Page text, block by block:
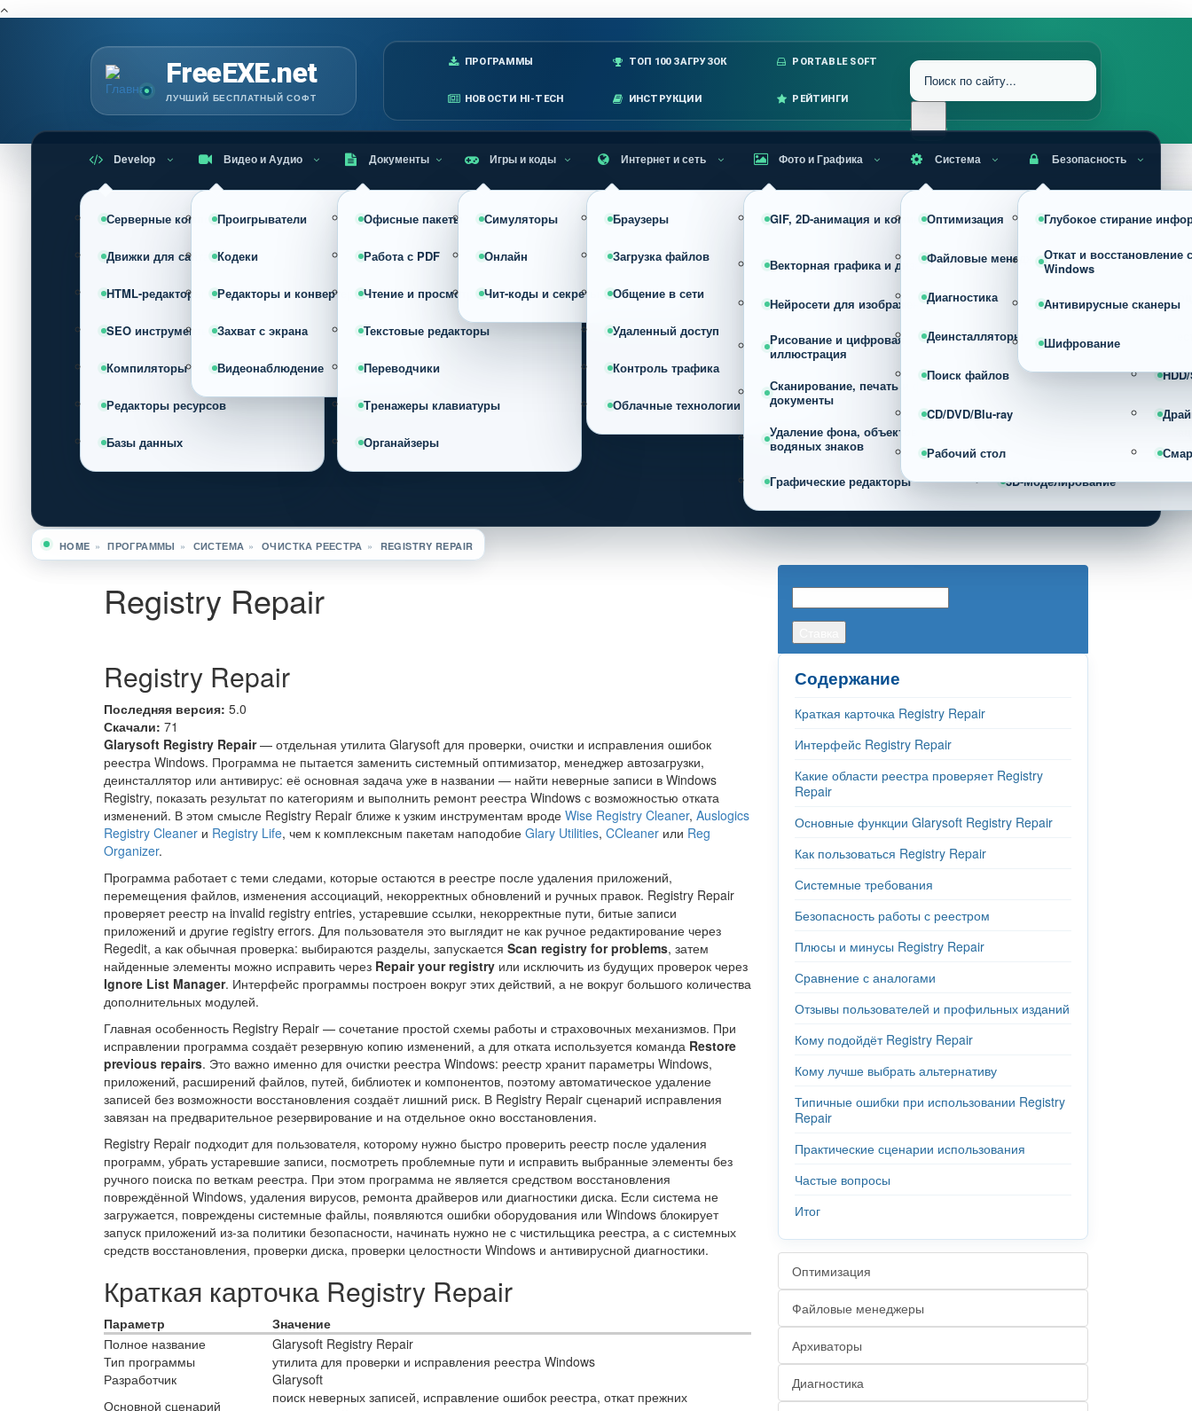
FreeEXE.net
ЛУЧШИЙ БЕСПЛАТНЫЙ СОФТ
Главное менюПРОГРАММЫ ТОП 100 ЗАГРУЗОК PORTABLE SOFT
НОВОСТИ HI-TECH ИНСТРУКЦИИ РЕЙТИНГИ
Develop
Серверные компоненты
Движки для сайта (CMS)
HTML-редакторы
SEO инструменты
Компиляторы
Редакторы ресурсов
Базы данных
Видео и Аудио
Проигрыватели
Кодеки
Редакторы и конвертеры
Захват с экрана
Видеонаблюдение
Документы
Офисные пакеты
Работа с PDF
Чтение и просмотр
Текстовые редакторы
Переводчики
Тренажеры клавиатуры
Органайзеры
Игры и коды
Симуляторы
Онлайн
Чит-коды и секреты
Интернет и сеть
Браузеры
Загрузка файлов
Общение в сети
Удаленный доступ
Контроль трафика
Облачные технологии
Фото и Графика
GIF, 2D-анимация и комиксы
RAW, HDR и профессиональная
обработка фото
Векторная графика и дизайн Конвертеры изображений
Нейросети для изображений Просмотрщики
Рисование и цифровая
иллюстрация
Сжатие, оптимизация и
размера изображений
Сканирование, печать и фото на
документы
Удаление фона, объектов и
водяных знаков
Графические редакторы 3D-Моделирование
Система
Оптимизация
Файловые менеджеры
Диагностика
Деинсталляторы
Поиск файлов
CD/DVD/Blu-ray
Рабочий стол
Безопасность
Глубокое стирание
Откат и восстановление
Windows
Антивирусные сканеры
Шифрование
Вы здесь
HOME » ПРОГРАММЫ » СИСТЕМА » ОЧИСТКА РЕЕСТРА » REGISTRY REPAIR
Registry Repair
Registry Repair
Последняя версия: 5.0
Скачали: 71
Glarysoft Registry Repair— отдельная утилита Glarysoft для проверки, очистки и исправления ошибок
реестра Windows. Программа не пытается заменить системный оптимизатор, менеджер автозагрузки,
деинсталлятор или антивирус: её основная задача уже в названии — найти неверные записи в Windows
Registry, показать результат по категориям и выполнить ремонт реестра Windows с возможностью отката
изменений. В этом смысле Registry Repair ближе к узким инструментам вроде Wise Registry Cleaner, Auslogics
Registry Cleaner и Registry Life, чем к комплексным пакетам наподобие Glary Utilities, CCleaner или Reg
Organizer.
Программа работает с теми следами, которые остаются в реестре после удаления приложений,
перемещения файлов, изменения ассоциаций, некорректных обновлений и ручных правок. Registry Repair
проверяет реестр на invalid registry entries, устаревшие ссылки, некорректные пути, битые записи
приложений и другие registry errors. Для пользователя это выглядит не как ручное редактирование через
Regedit, а как обычная проверка: выбираются разделы, запускается Scan registry for problems, затем
найденные элементы можно исправить через Repair your registry или исключить из будущих проверок через
Ignore List Manager. Интерфейс программы построен вокруг этих действий, а не вокруг большого количества
дополнительных модулей.
Главная особенность Registry Repair — сочетание простой схемы работы и страховочных механизмов. При
исправлении программа создаёт резервную копию изменений, а для отката используется команда Restore
previous repairs. Это важно именно для очистки реестра Windows: реестр хранит параметры Windows,
приложений, расширений файлов, путей, библиотек и компонентов, поэтому автоматическое удаление
записей без возможности восстановления создаёт лишний риск. В Registry Repair сценарий исправления
завязан на предварительное резервирование и на отдельное окно восстановления.
Registry Repair подходит для пользователя, которому нужно быстро проверить реестр после удаления
программ, убрать устаревшие записи, посмотреть проблемные пути и исправить выбранные элементы без
ручного поиска по веткам реестра. При этом программа не является средством восстановления
повреждённой Windows, удаления вирусов, ремонта драйверов или диагностики диска. Если система не
загружается, повреждены системные файлы, появляются ошибки оборудования или Windows блокирует
запуск приложений из-за политики безопасности, начинать нужно не с чистильщика реестра, а с системных
средств восстановления, проверки диска, проверки целостности Windows и антивирусной диагностики.
Краткая карточка Registry Repair
Параметр
Значение
Полное название
Glarysoft Registry Repair
Тип программы
утилита для проверки и исправления реестра Windows
Разработчик
Glarysoft
Основной сценарий
поиск неверных записей, исправление ошибок реестра, откат прежних
Содержание
Краткая карточка Registry Repair
Интерфейс Registry Repair
Какие области реестра проверяет Registry
Repair
Основные функции Glarysoft Registry Repair
Как пользоваться Registry Repair
Системные требования
Безопасность работы с реестром
Плюсы и минусы Registry Repair
Сравнение с аналогами
Отзывы пользователей и профильных изданий
Кому подойдёт Registry Repair
Кому лучше выбрать альтернативу
Типичные ошибки при использовании Registry
Repair
Практические сценарии использования
Частые вопросы
Итог
Оптимизация
Файловые менеджеры
Архиваторы
Диагностика